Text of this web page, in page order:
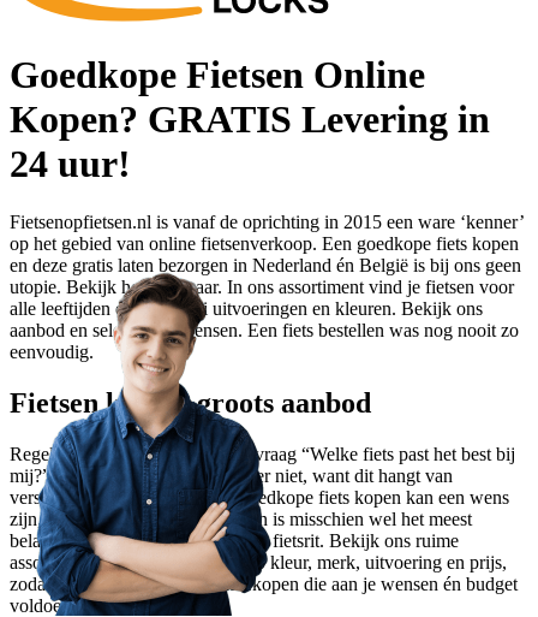
Goedkope Fietsen Online
Kopen? GRATIS Levering in
24 uur!
Fietsenopfietsen.nl is vanaf de oprichting in 2015 een ware ‘kenner’
op het gebied van online fietsenverkoop. Een goedkope fiets kopen
en deze gratis laten bezorgen in Nederland én België is bij ons geen
utopie. Bekijk het zelf maar. In ons assortiment vind je fietsen voor
alle leeftijden en in allerlei uitvoeringen en kleuren. Bekijk ons
aanbod en selecteer je wensen. Een fiets bestellen was nog nooit zo
eenvoudig.
Fietsen kopen: groots aanbod
Regelmatig komt ‘ie voorbij; de vraag “Welke fiets past het best bij
mij?”. Een pasklaar antwoord is er niet, want dit hangt van
verschillende factoren af. Een goedkope fiets kopen kan een wens
zijn, maar een fiets op maat kopen is misschien wel het meest
belangrijke voor een comfortabele fietsrit. Bekijk ons ruime
assortiment en selecteer je fiets op kleur, merk, uitvoering en prijs,
zodat je een goedkope fiets kan kopen die aan je wensen én budget
voldoet. Bij ons vind je: